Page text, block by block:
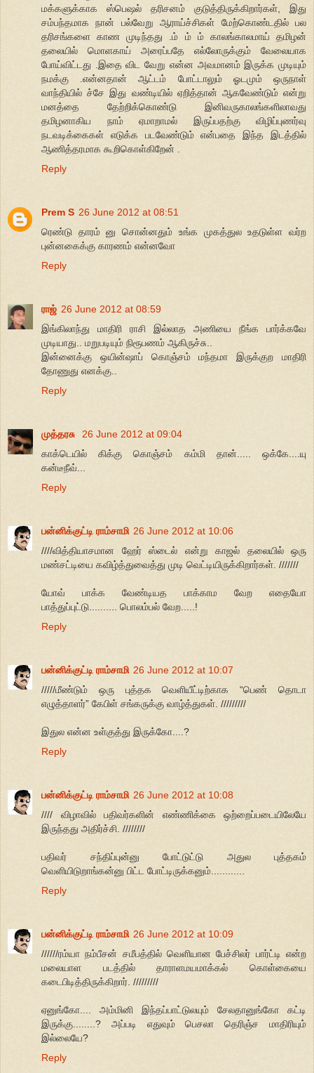
மக்களுக்காக ஸ்பெஷல் தரிசனம் குடுத்திருக்கிறார்கள், இது
சம்பந்தமாக நான் பல்வேறு ஆராய்ச்சிகள் மேற்கொண்டதில் பல
தரிசங்களை காண முடிந்தது .ம் ம் ம் காலங்காலமாய் தமிழன்
தலையில் மொளகாய் அரைப்பதே எல்லோருக்கும் வேலையாக
போய்விட்டது .இதை விட வேறு என்ன அவமானம் இருக்க முடியும்
நமக்கு .என்னதான் ஆட்டம் போட்டாலும் ஓடமும் ஒருநாள்
வாந்தியில் ச்சே இது வண்டியில் ஏறித்தான் ஆகவேண்டும் என்று
மனத்தை தேற்றிக்கொண்டு இனிவருகாலங்களிலாவது
தமிழனாகிய நாம் ஏமாறாமல் இருப்பதற்கு விழிப்புணர்வு
நடவடிக்கைகள் எடுக்க படவேண்டும் என்பதை இந்த இடத்தில்
ஆணித்தரமாக கூறிகொள்கிறேன் .
Reply
Prem S 26 June 2012 at 08:51
ரெண்டு தாரம் னு சொன்னதும் உங்க முகத்துல உதடுள்ள வர்ற
புன்னகைக்கு காரணம் என்னவோ
Reply
ராஜ் 26 June 2012 at 08:59
இங்கிலாந்து மாதிரி ராசி இல்லாத அணியை நீங்க பார்க்கவே
முடியாது.. மறுபடியும் நிரூபணம் ஆகிருச்சு..
இன்னைக்கு ஒயின்ஷாப் கொஞ்சம் மந்தமா இருக்குற மாதிரி
தோணுது எனக்கு..
Reply
முத்தரசு
26 June 2012 at 09:04
காக்டெயில் கிக்கு கொஞ்சம் கம்மி தான்..... ஒக்கே....யு
கன்டீநீவ்...
Reply
பன்னிக்குட்டி ராம்சாமி 26 June 2012 at 10:06
////வித்தியாசமான ஹேர் ஸ்டைல் என்று காஜல் தலையில் ஒரு
மண்சட்டியை கவிழ்த்துவைத்து முடி வெட்டியிருக்கிறார்கள். ///////
யோவ் பாக்க வேண்டியத பாக்காம வேற எதையோ
பாத்துப்புட்டு.......... பொலம்பல் வேற.....!
Reply
பன்னிக்குட்டி ராம்சாமி 26 June 2012 at 10:07
/////மீண்டும் ஒரு புத்தக வெளியீட்டிற்காக “பெண் தொடா
எழுத்தாளர்” கேபிள் சங்கருக்கு வாழ்த்துகள். /////////
இதுல என்ன உள்குத்து இருக்கோ....?
Reply
பன்னிக்குட்டி ராம்சாமி 26 June 2012 at 10:08
//// விழாவில் பதிவர்களின் எண்ணிக்கை ஒற்றைப்படையிலேயே
இருந்தது அதிர்ச்சி. ////////
பதிவர் சந்திப்புன்னு போட்டுட்டு அதுல புத்தகம்
வெளியிடுறாங்கன்னு பிட்ட போட்டிருக்கனும்............
Reply
பன்னிக்குட்டி ராம்சாமி 26 June 2012 at 10:09
//////ரம்யா நம்பீசன் சமீபத்தில் வெளியான பேச்சிலர் பார்ட்டி என்ற
மலையாள படத்தில் தாராளமயமாக்கல் கொள்கையை
கடைபிடித்திருக்கிறார். /////////
ஏனுங்கோ.... அம்மினி இந்தப்பாட்டுலயும் சேலதானுங்கோ கட்டி
இருக்கு........? அப்படி எதுவும் பெசலா தெரிஞ்ச மாதிரியும்
இல்லையே?
Reply